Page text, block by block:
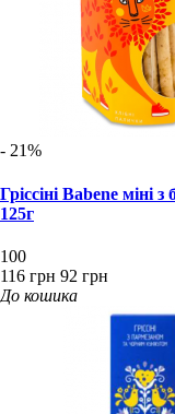
- 21%
Гріссіні Babene
125г
100
116 грн 92 грн
До кошика